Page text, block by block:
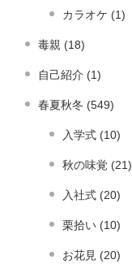
カラオケ (1)
毒親 (18)
自己紹介 (1)
春夏秋冬 (549)
入学式 (10)
秋の味覚 (21)
入社式 (20)
栗拾い (10)
お花見 (20)